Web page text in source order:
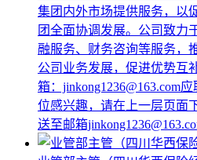
集团内外市场提供服务，以
团全面协调发展。公司致力
融服务、财务咨询等服务，
公司业务发展，促进优势互
箱：jinkong1236@163.com
位感兴趣，请在上一层页面
送至邮箱